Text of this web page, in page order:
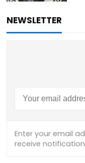
NEWSLETTER